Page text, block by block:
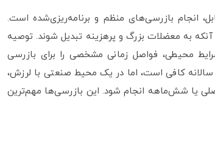
انجام بازرسی‌های منظم و برنامه‌ریزی‌شده است.
به معضلات بزرگ و پرهزینه تبدیل شوند. توصیه
محیطی، فواصل زمانی مشخصی را برای بازرسی
سالانه کافی است، اما در یک محیط صنعتی با لرزش،
یا شش‌ماهه انجام شود. این بازرسی‌ها مهم‌ترین